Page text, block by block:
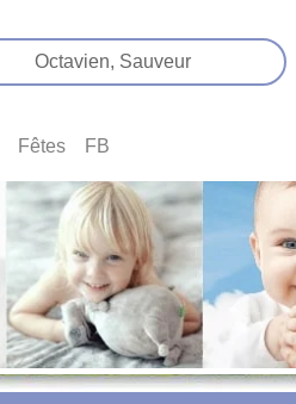
Octavien, Sauveur
Fêtes FB